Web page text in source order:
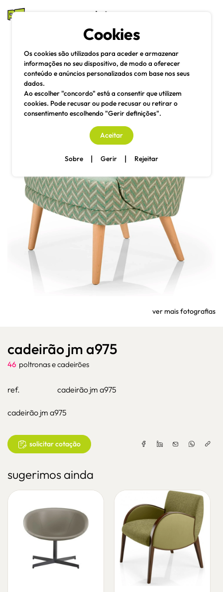
mesas e cadeiras
Pesquisa
ver mais fotografias
cadeirão jm a975
46 poltronas e cadeirões
ref. cadeirão jm a975
cadeirão jm a975
solicitar cotação
sugerimos ainda
Cookies
Os cookies são utilizados para aceder e armazenar
informações no seu dispositivo, de modo a oferecer
conteúdo e anúncios personalizados com base nos seus
dados.
Ao escolher "concordo" está a consentir que utilizem
cookies. Pode recusar ou pode recusar ou retirar o
consentimento escolhendo "Gerir definições".
Aceitar
Sobre | Gerir | Rejeitar